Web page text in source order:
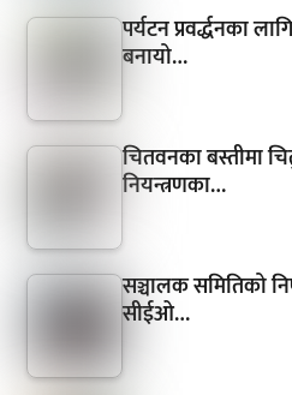
पर्यटन प्रवर्द्धनका
बनायो…
चितवनका बस्तीमा
नियन्त्रणका…
सञ्चालक समितिको
सीईओ…